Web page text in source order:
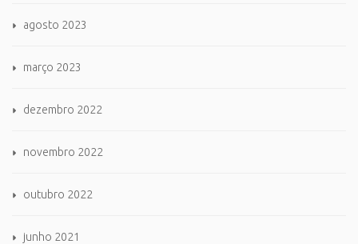
agosto 2023
março 2023
dezembro 2022
novembro 2022
outubro 2022
junho 2021